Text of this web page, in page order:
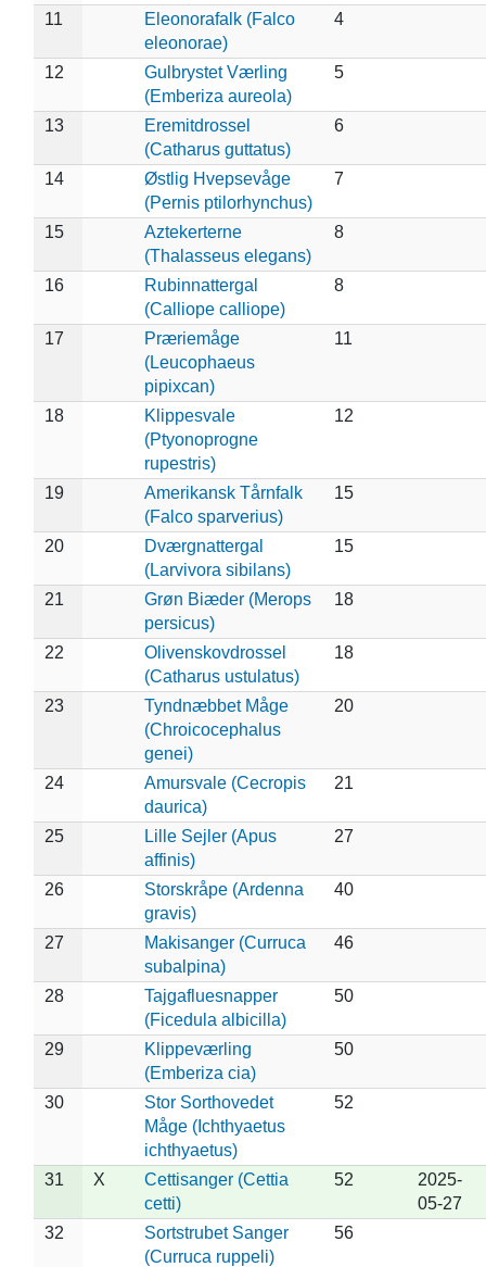
11
Eleonorafalk (Falco
eleonorae)
4
12
Gulbrystet Værling
(Emberiza aureola)
5
13
Eremitdrossel
(Catharus guttatus)
6
14
Østlig Hvepsevåge
(Pernis ptilorhynchus)
7
15
Aztekerterne
(Thalasseus elegans)
8
16
Rubinnattergal
(Calliope calliope)
8
17
Præriemåge
(Leucophaeus
pipixcan)
11
18
Klippesvale
(Ptyonoprogne
rupestris)
12
19
Amerikansk Tårnfalk
(Falco sparverius)
15
20
Dværgnattergal
(Larvivora sibilans)
15
21
Grøn Biæder (Merops
persicus)
18
22
Olivenskovdrossel
(Catharus ustulatus)
18
23
Tyndnæbbet Måge
(Chroicocephalus
genei)
20
24
Amursvale (Cecropis
daurica)
21
25
Lille Sejler (Apus
affinis)
27
26
Storskråpe (Ardenna
gravis)
40
27
Makisanger (Curruca
subalpina)
46
28
Tajgafluesnapper
(Ficedula albicilla)
50
29
Klippeværling
(Emberiza cia)
50
30
Stor Sorthovedet
Måge (Ichthyaetus
ichthyaetus)
52
31 X
Cettisanger (Cettia
cetti)
52
2025-
05-27
32
Sortstrubet Sanger
(Curruca ruppeli)
56